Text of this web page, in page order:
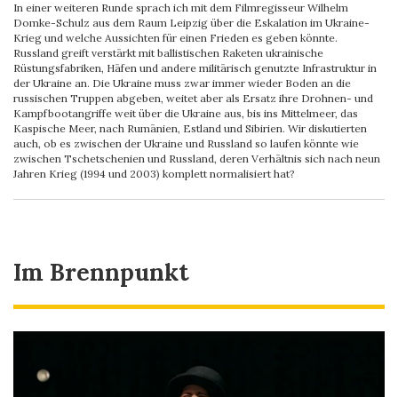
In einer weiteren Runde sprach ich mit dem Filmregisseur Wilhelm
Domke-Schulz aus dem Raum Leipzig über die Eskalation im Ukraine-
Krieg und welche Aussichten für einen Frieden es geben könnte.
Russland greift verstärkt mit ballistischen Raketen ukrainische
Rüstungsfabriken, Häfen und andere militärisch genutzte Infrastruktur in
der Ukraine an. Die Ukraine muss zwar immer wieder Boden an die
russischen Truppen abgeben, weitet aber als Ersatz ihre Drohnen- und
Kampfbootangriffe weit über die Ukraine aus, bis ins Mittelmeer, das
Kaspische Meer, nach Rumänien, Estland und Sibirien. Wir diskutierten
auch, ob es zwischen der Ukraine und Russland so laufen könnte wie
zwischen Tschetschenien und Russland, deren Verhältnis sich nach neun
Jahren Krieg (1994 und 2003) komplett normalisiert hat?
Im Brennpunkt